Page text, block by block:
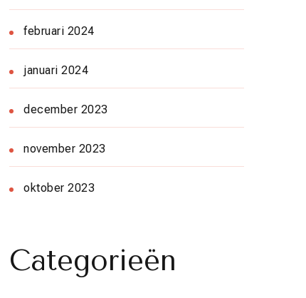
februari 2024
januari 2024
december 2023
november 2023
oktober 2023
Categorieën